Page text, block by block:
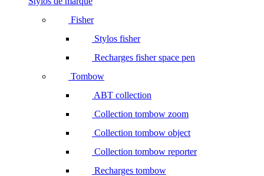
Fisher
Stylos fisher
Recharges fisher space pen
Tombow
ABT collection
Collection tombow zoom
Collection tombow object
Collection tombow reporter
Recharges tombow